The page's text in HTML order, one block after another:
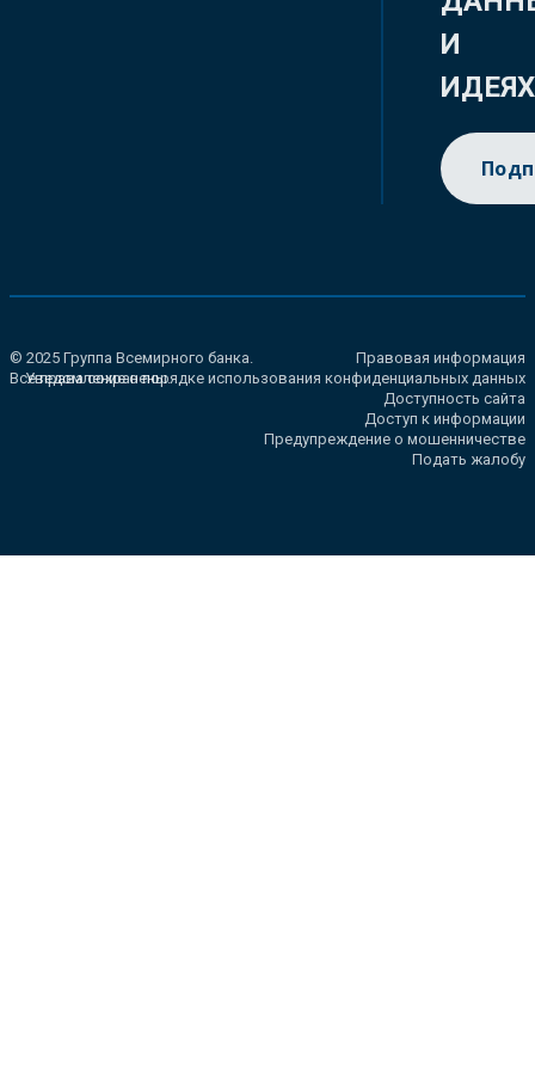
И
ИДЕЯХ
© 2025 Группа Всемирного банка.
Все права сохранены.
Правовая информация
Уведомление о порядке использования конфиденциальных данных
Доступность сайта
Доступ к информации
Предупреждение о мошенничестве
Подать жалобу